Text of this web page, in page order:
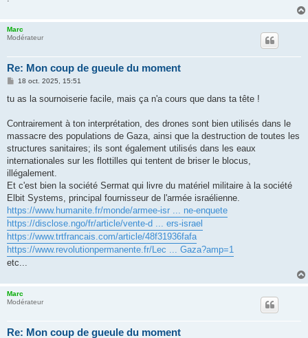
Marc
Modérateur
Re: Mon coup de gueule du moment
M
s
g
18 oct. 2025, 15:51
tu as la sournoiserie facile, mais ça n'a cours que dans ta tête !
Contrairement à ton interprétation, des drones sont bien utilisés dans le
massacre des populations de Gaza, ainsi que la destruction de toutes les
structures sanitaires; ils sont également utilisés dans les eaux
internationales sur les flottilles qui tentent de briser le blocus,
illégalement.
Et c'est bien la société Sermat qui livre du matériel militaire à la société
Elbit Systems, principal fournisseur de l'armée israélienne.
https://www.humanite.fr/monde/armee-isr ... ne-enquete
https://disclose.ngo/fr/article/vente-d ... ers-israel
https://www.trtfrancais.com/article/48f31936fafa
https://www.revolutionpermanente.fr/Lec ... Gaza?amp=1
etc...
Marc
Modérateur
Re: Mon coup de gueule du moment